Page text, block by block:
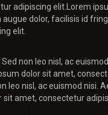
adipiscing elit.Lorem
dolor, facilisis id
elit.
non leo nisl, ac
dolor sit amet,
nisl, ac euismod nisi.
amet, consectetur